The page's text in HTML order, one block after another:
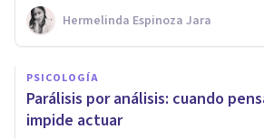
Hermelinda Espinoza Jara
PSICOLOGÍA
Parálisis por análisis: cuando
impide actuar